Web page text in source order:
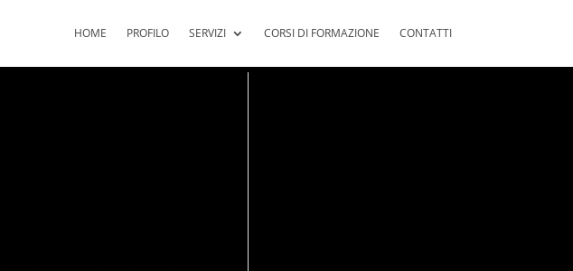
HOME PROFILO SERVIZI CORSI DI FORMAZIONE CONTATTI